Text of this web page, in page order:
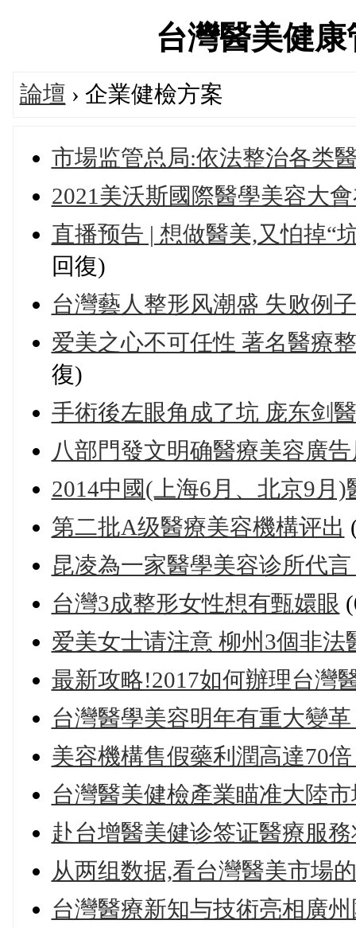
台灣醫美健
論壇 › 企業健檢方案
市場监管总局:依法整治各类
2021美沃斯國際醫學美容大
直播预告 | 想做醫美,又怕掉“
回復)
台灣藝人整形风潮盛 失败例
爱美之心不可任性 著名醫療
復)
手術後左眼角成了坑 庞东剑
八部門發文明确醫療美容廣
2014中國(上海6月、北京9月
第二批A级醫療美容機構评出
昆凌為一家醫學美容诊所代
台灣3成整形女性想有甄嬛眼
爱美女士请注意 柳州3個非
最新攻略!2017如何辦理台灣
台灣醫學美容明年有重大變
美容機構售假藥利潤高達70
台灣醫美健檢產業瞄准大陸市
赴台增醫美健诊签证醫療服
从两组数据,看台灣醫美市場
台灣醫療新知与技術亮相廣